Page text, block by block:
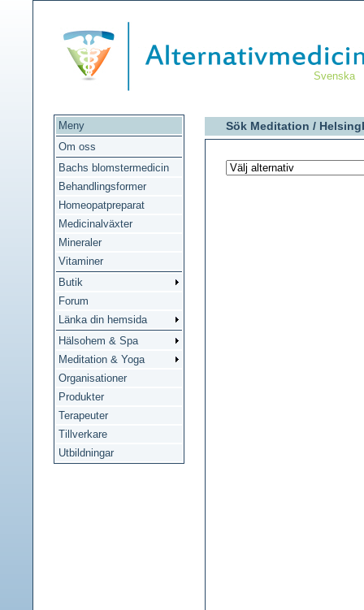
Svenska
Meny
Om oss
Bachs blomstermedicin
Behandlingsformer
Homeopatpreparat
Medicinalväxter
Mineraler
Vitaminer
Butik
Forum
Länka din hemsida
Hälsohem & Spa
Meditation & Yoga
Organisationer
Produkter
Terapeuter
Tillverkare
Utbildningar
Sök Meditation /